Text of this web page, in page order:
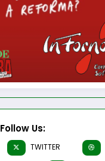
Follow Us:
TWITTER